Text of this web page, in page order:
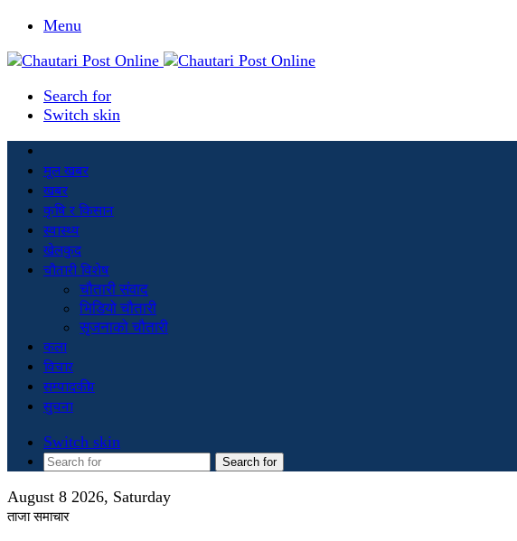
Menu
Search for
Switch skin
मूल खबर
खबर
कृषि र किसान
स्वास्थ्य
खेलकुद
चौतारी विशेष
चौतारी संवाद
भिडियो चौतारी
सृजनाको चौतारी
कला
विचार
सम्पादकीय
सुचना
Switch skin
Search for
August 8 2026, Saturday
ताजा समाचार